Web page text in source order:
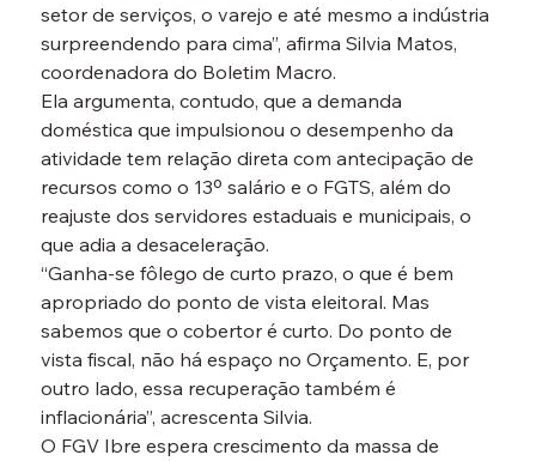
setor de serviços, o varejo e até mesmo a indústria
surpreendendo para cima”, afirma Silvia Matos,
coordenadora do Boletim Macro.
Ela argumenta, contudo, que a demanda
doméstica que impulsionou o desempenho da
atividade tem relação direta com antecipação de
recursos como o 13º salário e o FGTS, além do
reajuste dos servidores estaduais e municipais, o
que adia a desaceleração.
“Ganha-se fôlego de curto prazo, o que é bem
apropriado do ponto de vista eleitoral. Mas
sabemos que o cobertor é curto. Do ponto de
vista fiscal, não há espaço no Orçamento. E, por
outro lado, essa recuperação também é
inflacionária”, acrescenta Silvia.
O FGV Ibre espera crescimento da massa de